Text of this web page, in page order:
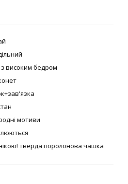
з високим бедром
мотиви
тверда поролонова чашка